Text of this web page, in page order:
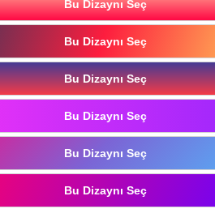
Bu Dizaynı Seç
Bu Dizaynı Seç
Bu Dizaynı Seç
Bu Dizaynı Seç
Bu Dizaynı Seç
Bu Dizaynı Seç